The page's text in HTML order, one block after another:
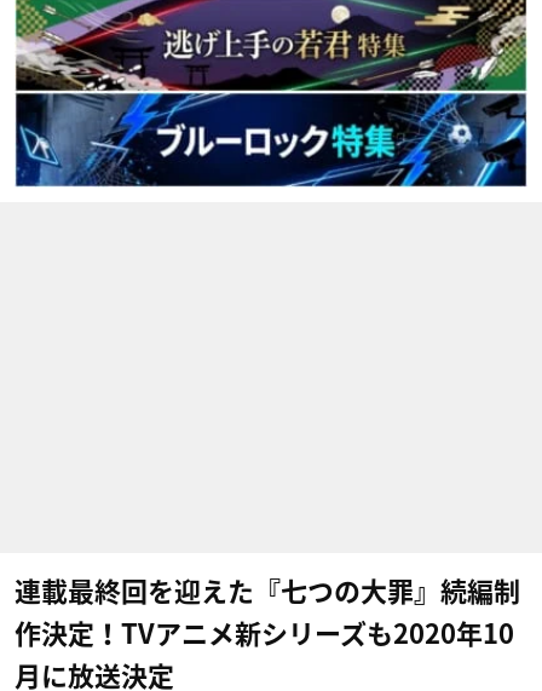
連載最終回を迎えた『七つの大罪』続編制
作決定！TVアニメ新シリーズも2020年10
月に放送決定